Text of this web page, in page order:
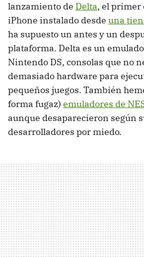
lanzamiento de Delta, el primer
iPhone instalado desde una
ha supuesto un antes y un
plataforma. Delta es un
Nintendo DS, consolas que no
demasiado hardware para
pequeños juegos. También
forma fugaz) emuladores de
aunque desaparecieron según
desarrolladores por miedo.